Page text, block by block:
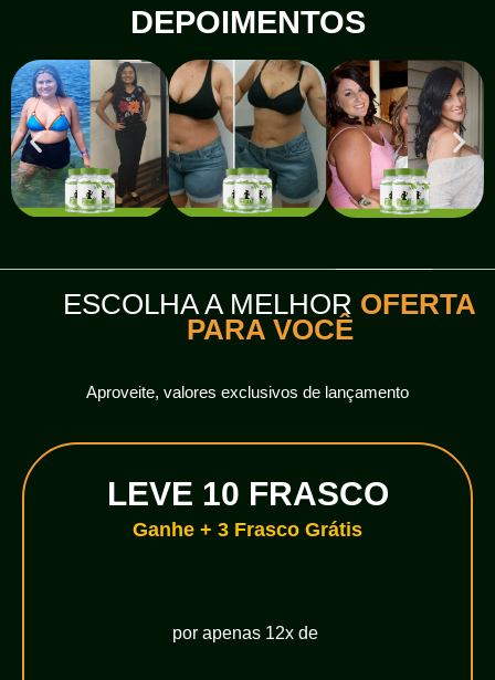
DEPOIMENTOS
ESCOLHA A MELHOR OFERTA
PARA VOCÊ
Aproveite, valores exclusivos de lançamento
LEVE 10 FRASCO
Ganhe + 3 Frasco Grátis
por apenas 12x de